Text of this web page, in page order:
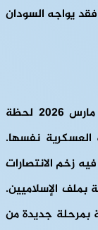
يواجه السودان
تمثل تغييرات قيادة الجيش السوداني في مارس 2026 لحظة
نفسها.
زخم الانتصارات
بملف الإسلاميين.
بمرحلة جديدة من